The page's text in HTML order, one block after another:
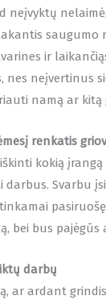
neįvyktų
saugumo
ir
nes neįvertinus
namą ar kitą
renkatis
kokią
Svarbu
bei bus pajėgūs
darbų
ar ardant